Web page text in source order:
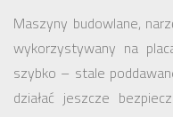
Maszyny budowlane,
wykorzystywany na
szybko – stale
działać jeszcze